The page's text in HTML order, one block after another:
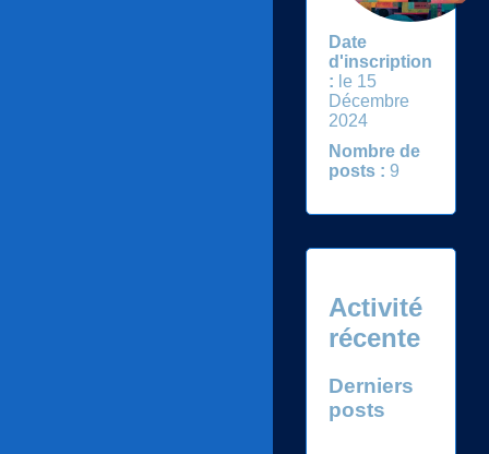
Date
d'inscription
: le 15
Décembre
2024
Nombre de
posts : 9
Activité
récente
Derniers
posts